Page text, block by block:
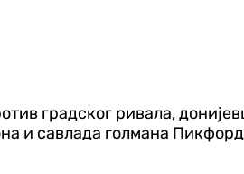
градског ривала,
и савлада голмана